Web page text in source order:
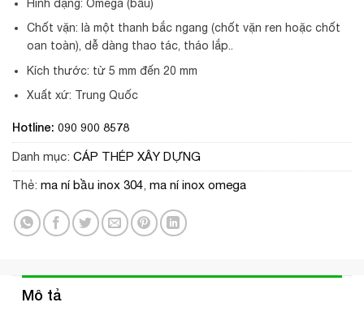
Hình dạng: Omega (bầu)
Chốt vặn: là một thanh bắc ngang (chốt vặn ren hoặc chốt
oan toàn), dễ dàng thao tác, tháo lắp..
Kích thước: từ 5 mm đến 20 mm
Xuất xứ: Trung Quốc
Hotline: 090 900 8578
Danh mục: CÁP THÉP XÂY DỰNG
Thẻ: ma ní bầu inox 304, ma ní inox omega
Mô tả